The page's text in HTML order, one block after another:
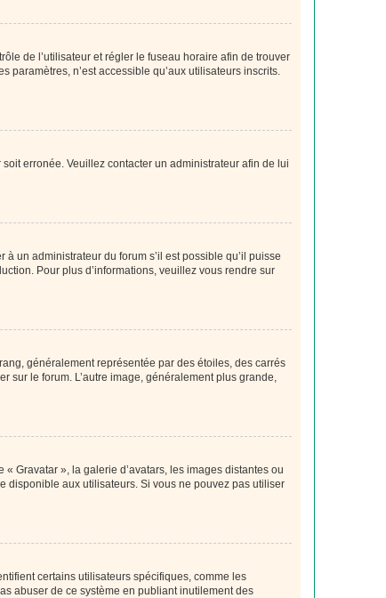
de l’utilisateur et régler le fuseau horaire afin de trouver
n’est accessible qu’aux utilisateurs inscrits.
erronée. Veuillez contacter un administrateur afin de lui
un administrateur du forum s’il est possible qu’il puisse
Pour plus d’informations, veuillez vous rendre sur
généralement représentée par des étoiles, des carrés
sur le forum. L’autre image, généralement plus grande,
Gravatar », la galerie d’avatars, les images distantes ou
disponible aux utilisateurs. Si vous ne pouvez pas utiliser
certains utilisateurs spécifiques, comme les
abuser de ce système en publiant inutilement des